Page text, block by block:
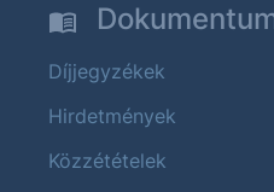
Díjjegyzékek
Hirdetmények
Közzétételek